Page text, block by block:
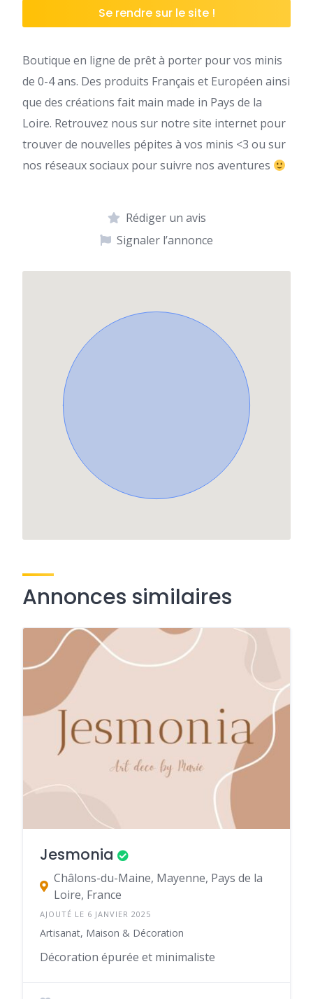
Se rendre sur le site !
Boutique en ligne de prêt à porter pour vos minis
de 0-4 ans. Des produits Français et Européen ainsi
que des créations fait main made in Pays de la
Loire. Retrouvez nous sur notre site internet pour
trouver de nouvelles pépites à vos minis <3 ou sur
nos réseaux sociaux pour suivre nos aventures
Rédiger un avis
Signaler l’annonce
Annonces similaires
Jesmonia
Châlons-du-Maine, Mayenne, Pays de la
Loire, France
AJOUTÉ LE 6 JANVIER 2025
Artisanat, Maison & Décoration
Décoration épurée et minimaliste